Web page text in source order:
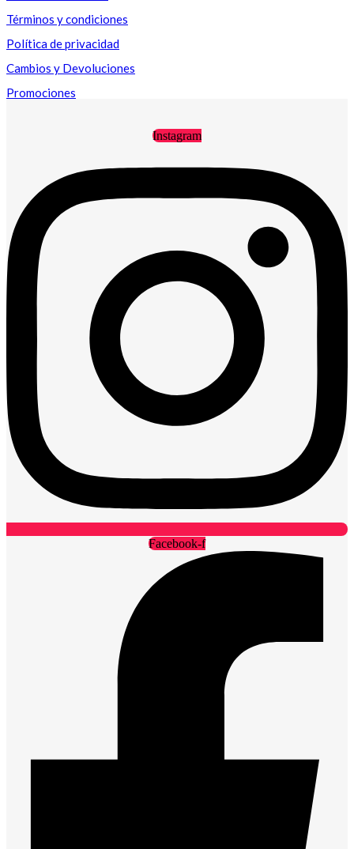
Términos y condiciones
Política de privacidad
Cambios y Devoluciones
Promociones
Instagram
Facebook-f